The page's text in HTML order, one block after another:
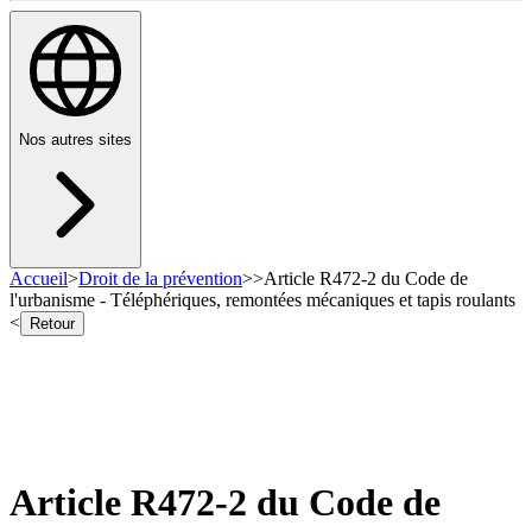
Nos autres sites
Accueil>Droit de la prévention>>Article R472-2 du Code de
l'urbanisme - Téléphériques, remontées mécaniques et tapis roulants
<
Retour
Article R472-2 du Code de